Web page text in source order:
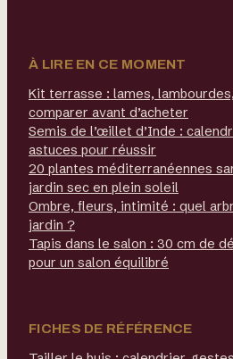
À LIRE EN CE MOMENT
Kit terrasse : lames,
comparer avant d’acheter
Semis de l’œillet d’Inde :
astuces pour réussir
20 plantes méditerranéennes
jardin sec en plein soleil
Ombre, fleurs, intimité : quel
jardin ?
Tapis dans le salon : 30 cm de
pour un salon équilibré
FICHES DE RÉFÉRENCE